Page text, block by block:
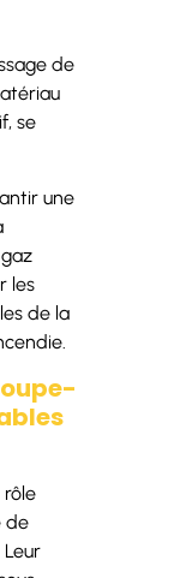
de
se
une
les
de la
rôle
de